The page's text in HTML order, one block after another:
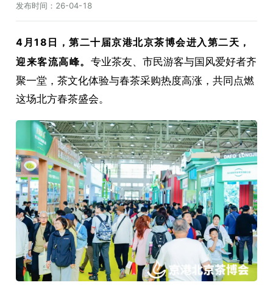
发布时间： 26-04-18
4月18日，第二十届京港北京茶博会进入第二天，
迎来客流高峰。 专业茶友、市民游客与国风爱好者齐
聚一堂，茶文化体验与春茶采购热度高涨，共同点燃
这场北方春茶盛会。